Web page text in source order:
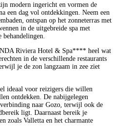
modern ingericht en vormen de
een dag vol ontdekkingen. Neem een
ontspan op het zonneterras met
in de uitgebreide spa met
behandelingen.
Riviera Hotel & Spa**** heel wat
in de verschillende restaurants
je de zon langzaam in zee ziet
ideaal voor reizigers die willen
ontdekken. De nabijgelegen
naar Gozo, terwijl ook de
ligt. Daarnaast bereik je
zoals Valletta en het charmante